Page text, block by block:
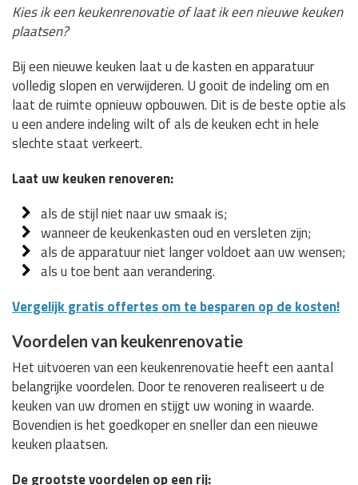
Kies ik een keukenrenovatie of laat ik een nieuwe keuken
plaatsen?
Bij een nieuwe keuken laat u de kasten en apparatuur
volledig slopen en verwijderen. U gooit de indeling om en
laat de ruimte opnieuw opbouwen. Dit is de beste optie als
u een andere indeling wilt of als de keuken echt in hele
slechte staat verkeert.
Laat uw keuken renoveren:
als de stijl niet naar uw smaak is;
wanneer de keukenkasten oud en versleten zijn;
als de apparatuur niet langer voldoet aan uw wensen;
als u toe bent aan verandering.
Vergelijk gratis offertes om te besparen op de kosten!
Voordelen van keukenrenovatie
Het uitvoeren van een keukenrenovatie heeft een aantal
belangrijke voordelen. Door te renoveren realiseert u de
keuken van uw dromen en stijgt uw woning in waarde.
Bovendien is het goedkoper en sneller dan een nieuwe
keuken plaatsen.
De grootste voordelen op een rij: